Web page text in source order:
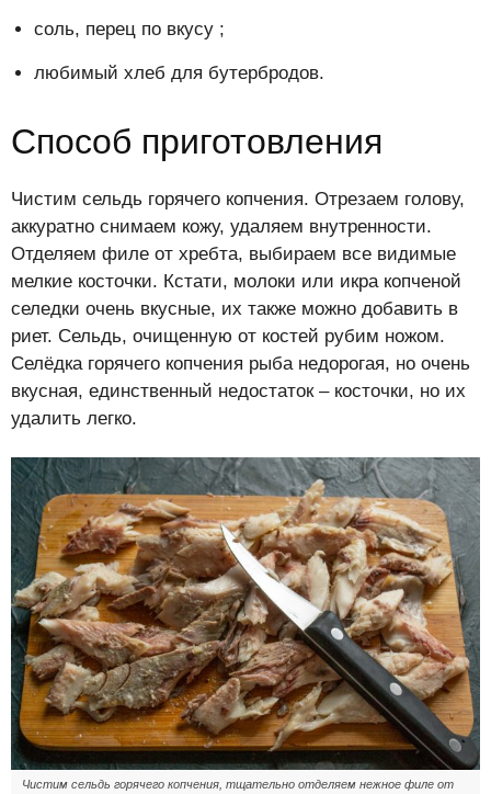
соль, перец по вкусу ;
любимый хлеб для бутербродов.
Способ приготовления
Чистим сельдь горячего копчения. Отрезаем голову,
аккуратно снимаем кожу, удаляем внутренности.
Отделяем филе от хребта, выбираем все видимые
мелкие косточки. Кстати, молоки или икра копченой
селедки очень вкусные, их также можно добавить в
риет. Сельдь, очищенную от костей рубим ножом.
Селёдка горячего копчения рыба недорогая, но очень
вкусная, единственный недостаток – косточки, но их
удалить легко.
Чистим сельдь горячего копчения, тщательно отделяем нежное филе от